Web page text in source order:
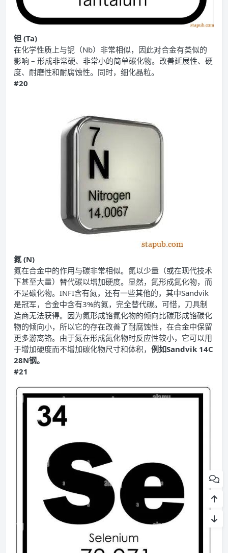
钽 (Ta)
在化学性质上与铌（Nb）非常相似，因此对合金有类似的
影响 – 形成非常硬、非常小的简单碳化物。改善延展性、硬
度、耐磨性和耐腐蚀性。同时，细化晶粒。
#20
氮 (N)
氮在合金中的作用与碳非常相似。氮以少量（或在现代技术
下甚至大量）替代碳以增加硬度。显然，氮形成氮化物，而
不是碳化物。INFI含有氮，还有一些其他的，其中Sandvik
是冠军，合金中含有3%的氮，完全替代碳。可惜，刀具制
造商无法获得。因为氮形成铬氮化物的倾向比碳形成铬碳化
物的倾向小，所以它的存在改善了耐腐蚀性，在合金中保留
更多游离铬。由于氮在形成氮化物时反应性较小，它可以用
于增加硬度而不增加碳化物尺寸和体积， 例如Sandvik 14C
28N钢。
#21